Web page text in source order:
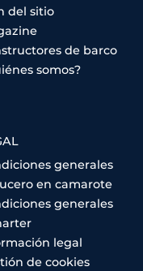
del sitio
de barco
somos?
generales
en camarote
generales
legal
de cookies